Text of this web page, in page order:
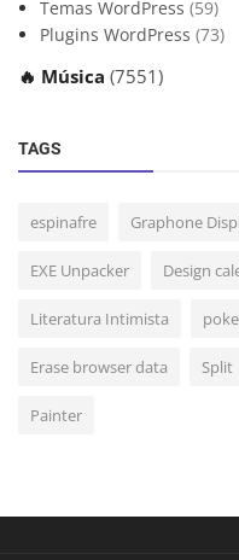
Temas WordPress (59)
Plugins WordPress (73)
🔥 Música (7551)
TAGS
espinafre Graphone
EXE Unpacker Design
Literatura Intimista
Erase browser data Split
Painter